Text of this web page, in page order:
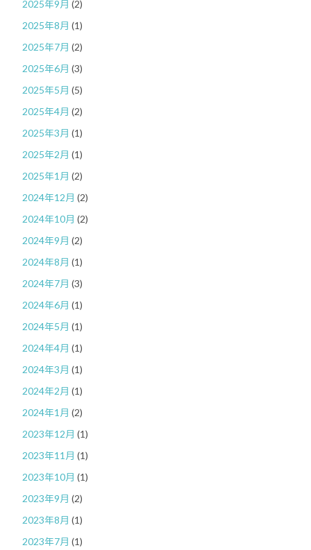
2025年9月 (2)
2025年8月 (1)
2025年7月 (2)
2025年6月 (3)
2025年5月 (5)
2025年4月 (2)
2025年3月 (1)
2025年2月 (1)
2025年1月 (2)
2024年12月 (2)
2024年10月 (2)
2024年9月 (2)
2024年8月 (1)
2024年7月 (3)
2024年6月 (1)
2024年5月 (1)
2024年4月 (1)
2024年3月 (1)
2024年2月 (1)
2024年1月 (2)
2023年12月 (1)
2023年11月 (1)
2023年10月 (1)
2023年9月 (2)
2023年8月 (1)
2023年7月 (1)